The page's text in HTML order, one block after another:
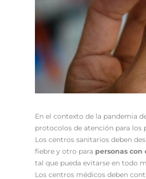
En el contexto de la pandemia
protocolos de atención para los
Los centros sanitarios deben
fiebre y otro para personas con
tal que pueda evitarse en todo
Los centros médicos deben